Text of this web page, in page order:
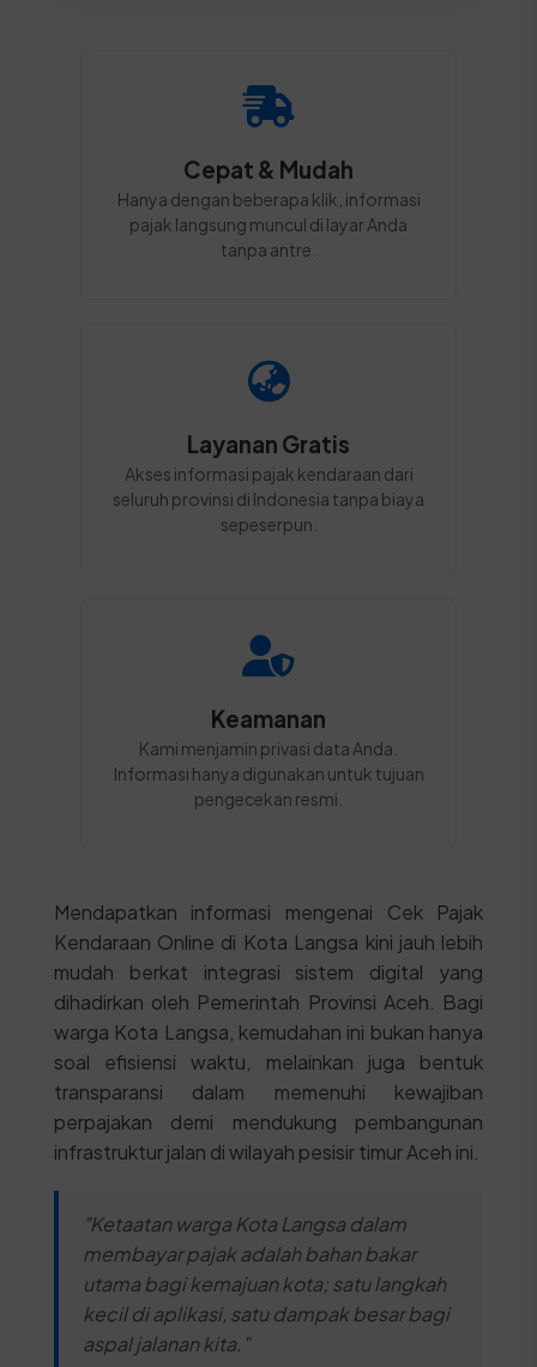
Cepat & Mudah
Hanya dengan beberapa klik, informasi
pajak langsung muncul di layar Anda
tanpa antre.
Layanan Gratis
Akses informasi pajak kendaraan dari
seluruh provinsi di Indonesia tanpa biaya
sepeserpun.
Keamanan
Kami menjamin privasi data Anda.
Informasi hanya digunakan untuk tujuan
pengecekan resmi.
Mendapatkan informasi mengenai Cek Pajak
Kendaraan Online di Kota Langsa kini jauh lebih
mudah berkat integrasi sistem digital yang
dihadirkan oleh Pemerintah Provinsi Aceh. Bagi
warga Kota Langsa, kemudahan ini bukan hanya
soal efisiensi waktu, melainkan juga bentuk
transparansi dalam memenuhi kewajiban
perpajakan demi mendukung pembangunan
infrastruktur jalan di wilayah pesisir timur Aceh ini.
"Ketaatan warga Kota Langsa dalam
membayar pajak adalah bahan bakar
utama bagi kemajuan kota; satu langkah
kecil di aplikasi, satu dampak besar bagi
aspal jalanan kita."